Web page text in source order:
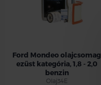
Ford Mondeo olajcsomag
ezüst kategória, 1,8 - 2,0
benzin
Olaj34E